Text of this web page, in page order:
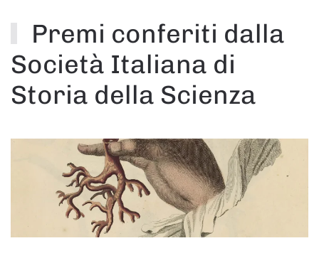
Premi conferiti dalla
Società Italiana di
Storia della Scienza